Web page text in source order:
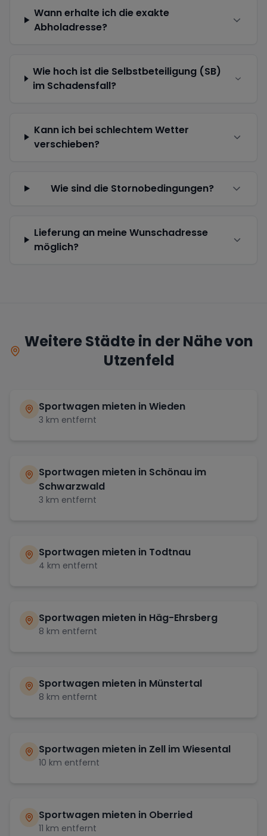
Wann erhalte ich die exakte
Abholadresse?
Wie hoch ist die Selbstbeteiligung (SB)
im Schadensfall?
Kann ich bei schlechtem Wetter
verschieben?
Wie sind die Stornobedingungen?
Lieferung an meine Wunschadresse
möglich?
Weitere Städte in der Nähe von
Utzenfeld
Sportwagen mieten inWieden
3 km entfernt
Sportwagen mieten in Schönau im
Schwarzwald
3 km entfernt
Sportwagen mieten in Todtnau
4 km entfernt
Sportwagen mieten in Häg-Ehrsberg
8 km entfernt
Sportwagen mieten in Münstertal
8 km entfernt
Sportwagen mieten in Zell im Wiesental
10 km entfernt
Sportwagen mieten in Oberried
11 km entfernt